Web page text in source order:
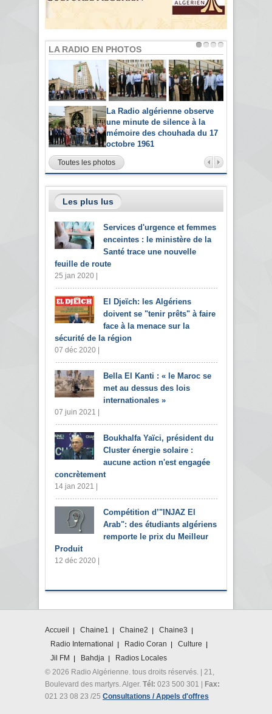
LA RADIO EN PHOTOS
La Radio algérienne observe
une minute de silence à la
mémoire des chouhada du 17
octobre 1961
Toutes les photos
Les plus lus
Services d'urgence et femmes
enceintes : le ministère de la
Santé trace une nouvelle
feuille de route
25 jan 2020 |
El Djeïch: les Algériens
doivent se "tenir prêts" à faire
face à la menace sur la
sécurité de la région
07 déc 2020 |
Bella El Kanti : « le Maroc se
met au dessus des lois
internationales »
07 juin 2021 |
Boukhalfa Yaïci, président du
Cluster énergie solaire :
aucune action n'est engagée
concrètement
14 jan 2021 |
Compétition d’"INJAZ El
Arab": des étudiants algériens
remporte le prix du Meilleur
Produit
12 déc 2020 |
Accueil Chaine1 Chaine2
Chaine3
Radio International
Radio Coran
Culture
Jil FM
Bahdja
Radios Locales
© 2026 Radio Algérienne. tous droits réservés. | 21,
Boulevard des martyrs. Alger. Tél: 023 500 301 | Fax:
021 23 08 23 /25 Consultations / Appels d'offres